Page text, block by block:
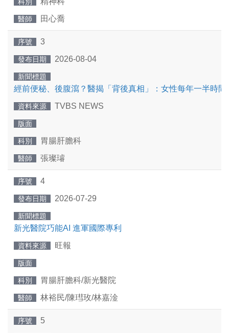
醫師 田心喬
序號 3
發布日期 2026-08-04
新聞標題
經前便秘、後腹瀉？醫揭「背後真相」：女性每年一半時間
資料來源 TVBS NEWS
版面
科別 胃腸肝膽科
醫師 張璨璿
序號 4
發布日期 2026-07-29
新聞標題
新光醫院巧能AI 進軍國際專利
資料來源 旺報
版面
科別 胃腸肝膽科/新光醫院
醫師 林裕民/陳㻰玫/林嘉淦
序號 5